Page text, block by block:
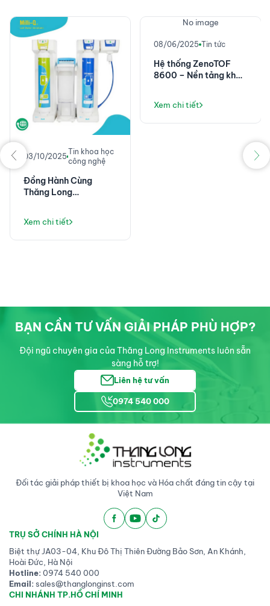
03/10/2025
Tin khoa học
công nghệ
Đồng Hành Cùng
Thăng Long
Chỉ Là Máy Lọc Nước,
Mà Là Giải Pháp Vận
Hành Phòng Thí
Xem chi tiết
No image
08/06/2025 Tin tức
Hệ thống ZenoTOF
8600 – Nền tảng khối
độ nhạy đột phá
Xem chi tiết
BẠN CẦN TƯ VẤN GIẢI PHÁP PHÙ HỢP?
Đội ngũ chuyên gia của Thăng Long Instruments luôn sẵn
sàng hỗ trợ!
Liên hệ tư vấn
0974 540 000
Đối tác giải pháp thiết bị khoa học và Hóa chất đáng tin cậy tại
Việt Nam
TRỤ SỞ CHÍNH HÀ NỘI
Biệt thự JA03-04, Khu Đô Thị Thiên Đường Bảo Sơn, An Khánh,
Hoài Đức, Hà Nội
Hotline:0974 540 000
Email:sales@thanglonginst.com
CHI NHÁNH TP.HỒ CHÍ MINH